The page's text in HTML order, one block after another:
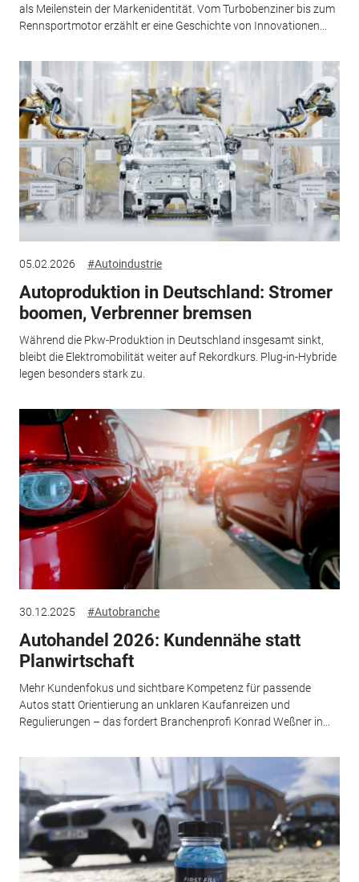
als Meilenstein der Markenidentität. Vom Turbobenziner bis zum
Rennsportmotor erzählt er eine Geschichte von Innovationen...
05.02.2026 #Autoindustrie
Autoproduktion in Deutschland: Stromer
boomen, Verbrenner bremsen
Während die Pkw-Produktion in Deutschland insgesamt sinkt,
bleibt die Elektromobilität weiter auf Rekordkurs. Plug-in-Hybride
legen besonders stark zu.
30.12.2025 #Autobranche
Autohandel 2026: Kundennähe statt
Planwirtschaft
Mehr Kundenfokus und sichtbare Kompetenz für passende
Autos statt Orientierung an unklaren Kaufanreizen und
Regulierungen – das fordert Branchenprofi Konrad Weßner in...